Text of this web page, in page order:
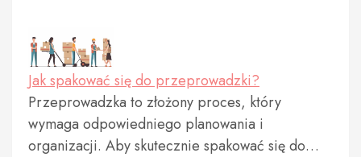
Jak spakować się do przeprowadzki?
Przeprowadzka to złożony proces, który
wymaga odpowiedniego planowania i
organizacji. Aby skutecznie spakować się do…